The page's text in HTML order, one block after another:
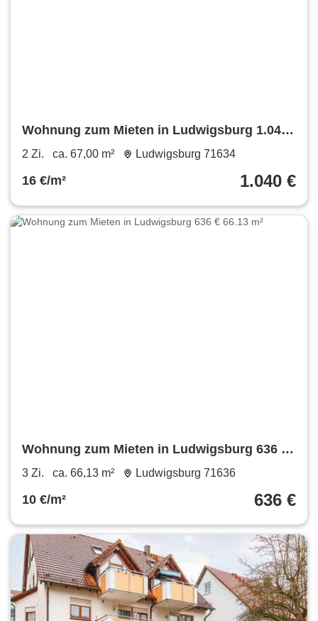
Wohnung zum Mieten in Ludwigsburg 1.040
€ 67 m²
2 Zi. ca. 67,00 m² Ludwigsburg 71634
16 €/m² 1.040 €
Wohnung zum Mieten in Ludwigsburg 636 €
66.13 m²
3 Zi. ca. 66,13 m² Ludwigsburg 71636
10 €/m² 636 €